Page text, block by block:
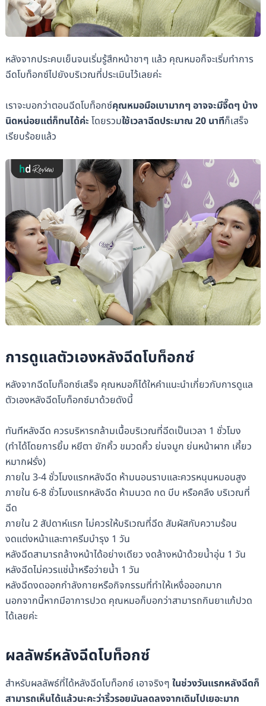
หลังจากประคบเย็นจนเริ่มรู้สึกหน้าชาๆ แล้ว คุณหมอก็จะเริ่มทำการ
ฉีดโบท็อกซ์ไปยังบริเวณที่ประเมินไว้เลยค่ะ
เราจะบอกว่าตอนฉีดโบท็อกซ์คุณหมอมือเบามากๆ อาจจะมีจี๊ดๆ บ้าง
นิดหน่อยแต่ก็ทนได้ค่ะ โดยรวมใช้เวลาฉีดประมาณ 20 นาทีก็เสร็จ
เรียบร้อยแล้ว
การดูแลตัวเองหลังฉีดโบท็อกซ์
หลังจากฉีดโบท็อกซ์เสร็จ คุณหมอก็ได้ใหคำแนะนำเกี่ยวกับการดูแล
ตัวเองหลังฉีดโบท็อกซ์มาด้วยดังนี้
ทันทีหลังฉีด ควรบริหารกล้ามเนื้อบริเวณที่ฉีดเป็นเวลา 1 ชั่วโมง
(ทำได้โดยการยิ้ม หยีตา ยักคิ้ว ขมวดคิ้ว ย่นจมูก ย่นหน้าผาก เคี้ยว
หมากฝรั่ง)
ภายใน 3-4 ชั่วโมงแรกหลังฉีด ห้ามนอนราบและควรหนุนหมอนสูง
ภายใน 6-8 ชั่วโมงแรกหลังฉีด ห้ามนวด กด บีบ หรือคลึง บริเวณที่
ฉีด
ภายใน 2 สัปดาห์แรก ไม่ควรให้บริเวณที่ฉีด สัมผัสกับความร้อน
งดแต่งหน้าและทาครีมบำรุง 1 วัน
หลังฉีดสามารถล้างหน้าได้อย่างเดียว งดล้างหน้าด้วยน้ำอุ่น 1 วัน
หลังฉีดไม่ควรแช่น้ำหรือว่ายน้ำ 1 วัน
หลังฉีดงดออกกำลังกายหรือกิจกรรมที่ทำให้เหงื่อออกมาก
นอกจากนี้หากมีอาการปวด คุณหมอก็บอกว่าสามารถกินยาแก้ปวด
ได้เลยค่ะ
ผลลัพธ์หลังฉีดโบท็อกซ์
สำหรับผลลัพธ์ที่ได้หลังฉีดโบท็อกซ์ เอาจริงๆ ในช่วงวันแรกหลังฉีดก็
สามารถเห็นได้แล้วนะคะว่าริ้วรอยมันลดลงจากเดิมไปเยอะมาก